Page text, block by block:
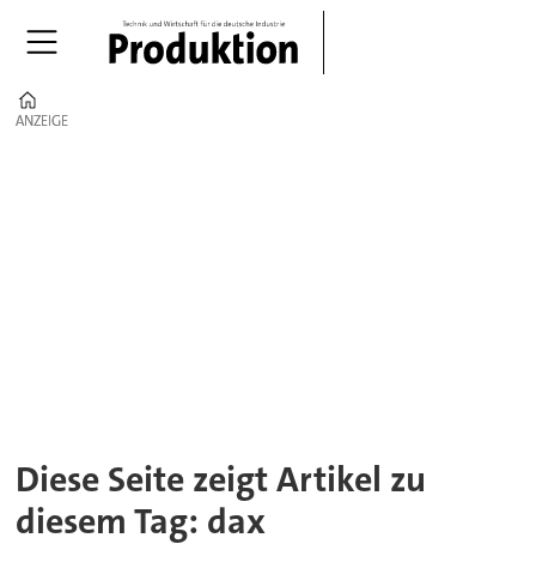
ANZEIGE
ANZEIGE
Diese Seite zeigt Artikel zu
diesem Tag: dax